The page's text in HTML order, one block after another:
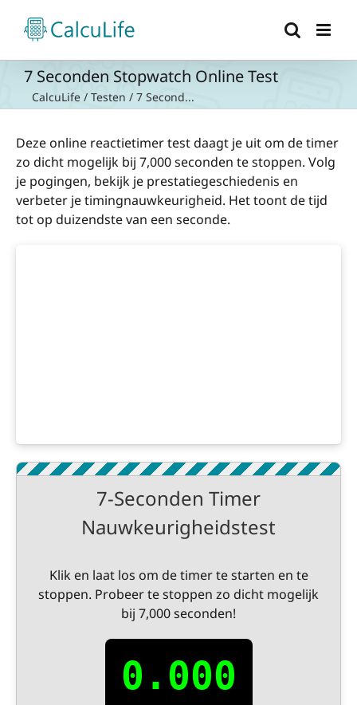
naar
inhoud
7 Seconden Stopwatch Online Test
CalcuLife / Testen / 7 Second...
Deze online reactietimer test daagt je uit om de timer
zo dicht mogelijk bij 7,000 seconden te stoppen. Volg
je pogingen, bekijk je prestatiegeschiedenis en
verbeter je timingnauwkeurigheid. Het toont de tijd
tot op duizendste van een seconde.
7-Seconden Timer
Nauwkeurigheidstest
Klik en laat los om de timer te starten en te
stoppen. Probeer te stoppen zo dicht mogelijk
bij 7,000 seconden!
0.000